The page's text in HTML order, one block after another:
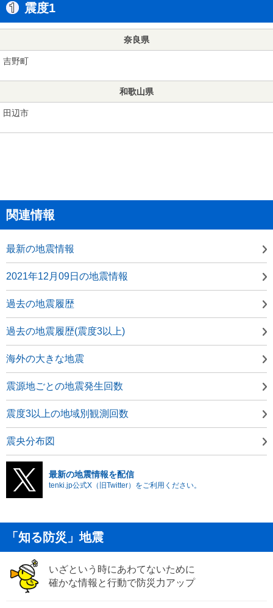
震度1
奈良県
吉野町
和歌山県
田辺市
関連情報
最新の地震情報
2021年12月09日の地震情報
過去の地震履歴
過去の地震履歴(震度3以上)
海外の大きな地震
震源地ごとの地震発生回数
震度3以上の地域別観測回数
震央分布図
最新の地震情報を配信
tenki.jp公式X（旧Twitter）をご利用ください。
「知る防災」地震
いざという時にあわてないために
確かな情報と行動で防災力アップ